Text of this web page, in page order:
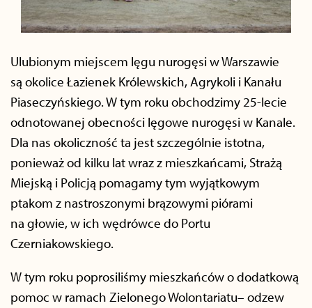
Ulubionym miejscem lęgu nurogęsi w Warszawie
są okolice Łazienek Królewskich, Agrykoli i Kanału
Piaseczyńskiego. W tym roku obchodzimy 25-lecie
odnotowanej obecności lęgowe nurogęsi w Kanale.
Dla nas okoliczność ta jest szczególnie istotna,
ponieważ od kilku lat wraz z mieszkańcami, Strażą
Miejską i Policją pomagamy tym wyjątkowym
ptakom z nastroszonymi brązowymi piórami
na głowie, w ich wędrówce do Portu
Czerniakowskiego.
W tym roku poprosiliśmy mieszkańców o dodatkową
pomoc w ramach Zielonego Wolontariatu– odzew